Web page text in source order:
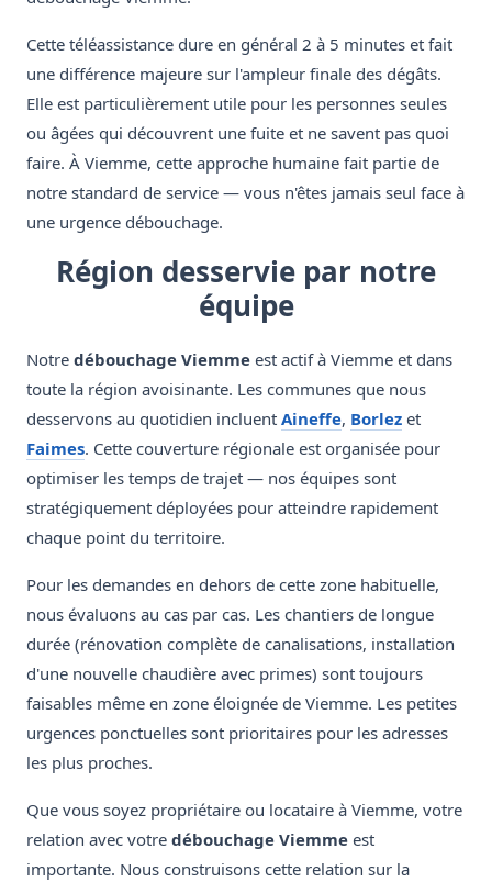
Cette téléassistance dure en général 2 à 5 minutes et fait
une différence majeure sur l'ampleur finale des dégâts.
Elle est particulièrement utile pour les personnes seules
ou âgées qui découvrent une fuite et ne savent pas quoi
faire. À Viemme, cette approche humaine fait partie de
notre standard de service — vous n'êtes jamais seul face à
une urgence débouchage.
Région desservie par notre
équipe
Notre débouchage Viemme est actif à Viemme et dans
toute la région avoisinante. Les communes que nous
desservons au quotidien incluent Aineffe, Borlez et
Faimes. Cette couverture régionale est organisée pour
optimiser les temps de trajet — nos équipes sont
stratégiquement déployées pour atteindre rapidement
chaque point du territoire.
Pour les demandes en dehors de cette zone habituelle,
nous évaluons au cas par cas. Les chantiers de longue
durée (rénovation complète de canalisations, installation
d'une nouvelle chaudière avec primes) sont toujours
faisables même en zone éloignée de Viemme. Les petites
urgences ponctuelles sont prioritaires pour les adresses
les plus proches.
Que vous soyez propriétaire ou locataire à Viemme, votre
relation avec votre débouchage Viemme est
importante. Nous construisons cette relation sur la